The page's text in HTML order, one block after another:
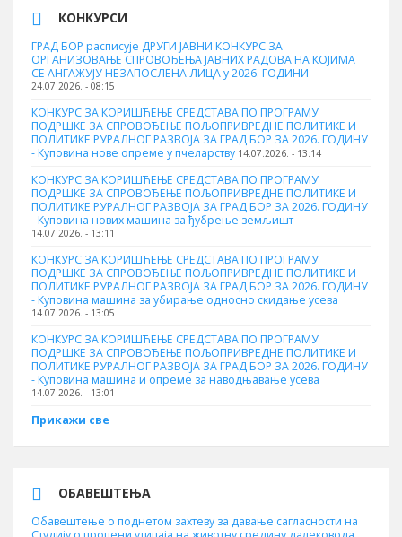
КОНКУРСИ
ГРАД БОР расписује ДРУГИ ЈАВНИ КОНКУРС ЗА
ОРГАНИЗОВАЊЕ СПРОВОЂЕЊА ЈАВНИХ РАДОВА НА КОЈИМА
СЕ АНГАЖУЈУ НЕЗАПОСЛЕНА ЛИЦА у 2026. ГОДИНИ
24.07.2026. - 08:15
КОНКУРС ЗА КОРИШЋЕЊЕ СРЕДСТАВА ПО ПРОГРАМУ
ПОДРШКЕ ЗА СПРОВОЂЕЊЕ ПОЉОПРИВРЕДНЕ ПОЛИТИКЕ И
ПОЛИТИКЕ РУРАЛНОГ РАЗВОЈА ЗА ГРАД БОР ЗА 2026. ГОДИНУ
- Куповина нове опреме у пчеларству 14.07.2026. - 13:14
КОНКУРС ЗА КОРИШЋЕЊЕ СРЕДСТАВА ПО ПРОГРАМУ
ПОДРШКЕ ЗА СПРОВОЂЕЊЕ ПОЉОПРИВРЕДНЕ ПОЛИТИКЕ И
ПОЛИТИКЕ РУРАЛНОГ РАЗВОЈА ЗА ГРАД БОР ЗА 2026. ГОДИНУ
- Куповина нових машина за ђубрење земљишт
14.07.2026. - 13:11
КОНКУРС ЗА КОРИШЋЕЊЕ СРЕДСТАВА ПО ПРОГРАМУ
ПОДРШКЕ ЗА СПРОВОЂЕЊЕ ПОЉОПРИВРЕДНЕ ПОЛИТИКЕ И
ПОЛИТИКЕ РУРАЛНОГ РАЗВОЈА ЗА ГРАД БОР ЗА 2026. ГОДИНУ
- Куповинa машина за убирање односно скидање усева
14.07.2026. - 13:05
КОНКУРС ЗА КОРИШЋЕЊЕ СРЕДСТАВА ПО ПРОГРАМУ
ПОДРШКЕ ЗА СПРОВОЂЕЊЕ ПОЉОПРИВРЕДНЕ ПОЛИТИКЕ И
ПОЛИТИКЕ РУРАЛНОГ РАЗВОЈА ЗА ГРАД БОР ЗА 2026. ГОДИНУ
- Куповина машина и опреме за наводњавање усева
14.07.2026. - 13:01
Прикажи све
ОБАВЕШТЕЊА
Обавештење о поднетом захтеву за давање сагласности на